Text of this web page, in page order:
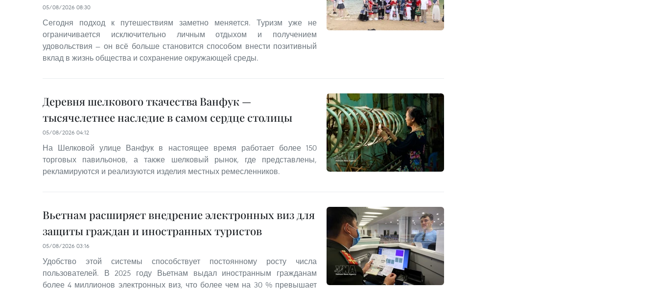
05/08/2026 08:30
Сегодня подход к путешествиям заметно меняется. Туризм уже не
ограничивается исключительно личным отдыхом и получением
удовольствия — он всё больше становится способом внести позитивный
вклад в жизнь общества и сохранение окружающей среды.
Деревня шелкового ткачества Ванфук —
тысячелетнее наследие в самом сердце столицы
05/08/2026 04:12
На Шелковой улице Ванфук в настоящее время работает более 150
торговых павильонов, а также шелковый рынок, где представлены,
рекламируются и реализуются изделия местных ремесленников.
Вьетнам расширяет внедрение электронных виз для
защиты граждан и иностранных туристов
05/08/2026 03:16
Удобство этой системы способствует постоянному росту числа
пользователей. В 2025 году Вьетнам выдал иностранным гражданам
более 4 миллионов электронных виз, что более чем на 30 % превышает